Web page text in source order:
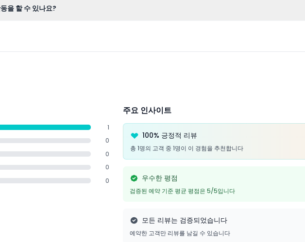
을 할 수 있나요?
1
0
0
0
0
주요 인사이트
100% 긍정적 리뷰
총 1명의 고객 중 1명이 이 경험을 추천합니다
우수한 평점
검증된 예약 기준 평균 평점은 5/5입니다
모든 리뷰는 검증되었습니다
예약한 고객만 리뷰를 남길 수 있습니다